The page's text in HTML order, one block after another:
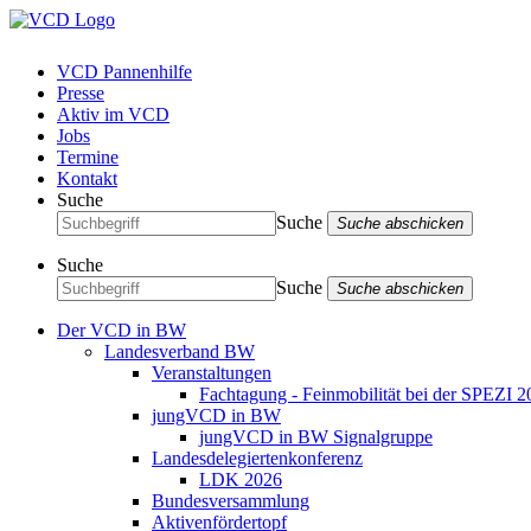
VCD Pannenhilfe
Presse
Aktiv im VCD
Jobs
Termine
Kontakt
Suche
Suche
Suche abschicken
Suche
Suche
Suche abschicken
Der VCD in BW
Landesverband BW
Veranstaltungen
Fachtagung - Feinmobilität bei der SPEZI
jungVCD in BW
jungVCD in BW Signalgruppe
Landesdelegiertenkonferenz
LDK 2026
Bundesversammlung
Aktivenfördertopf